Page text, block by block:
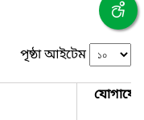
পৃষ্ঠা আইটেম